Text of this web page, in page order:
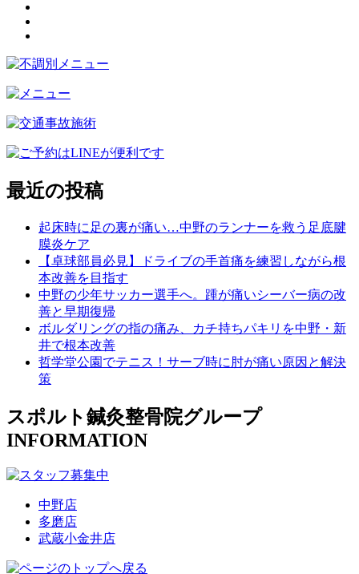
最近の投稿
起床時に足の裏が痛い…中野のランナーを救う足底腱
膜炎ケア
【卓球部員必見】ドライブの手首痛を練習しながら根
本改善を目指す
中野の少年サッカー選手へ。踵が痛いシーバー病の改
善と早期復帰
ボルダリングの指の痛み、カチ持ちパキリを中野・新
井で根本改善
哲学堂公園でテニス！サーブ時に肘が痛い原因と解決
策
スポルト鍼灸整骨院グループ
INFORMATION
中野店
多磨店
武蔵小金井店